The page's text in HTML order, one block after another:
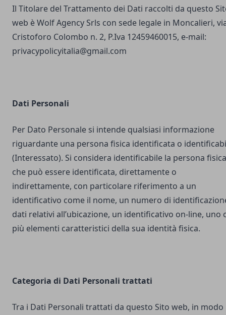
Il Titolare del Trattamento dei Dati raccolti da questo
web è Wolf Agency Srls con sede legale in Moncalieri,
Cristoforo Colombo n. 2, P.Iva 12459460015, e-mail:
privacypolicyitalia@gmail.com
Dati Personali
Per Dato Personale si intende qualsiasi informazione
riguardante una persona fisica identificata o
(Interessato). Si considera identificabile la persona fisica
che può essere identificata, direttamente o
indirettamente, con particolare riferimento a un
identificativo come il nome, un numero di
dati relativi all’ubicazione, un identificativo on-line, uno
più elementi caratteristici della sua identità fisica.
Categoria di Dati Personali trattati
Tra i Dati Personali trattati da questo Sito web, in modo